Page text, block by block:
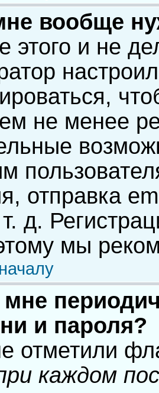
вообще
и не
не менее
отправка
д.
мы
и пароля?
отметили
каждом